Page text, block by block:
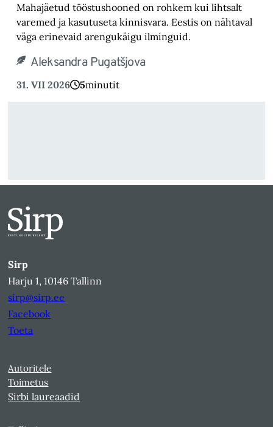
Mahajäetud tööstushooned on rohkem kui lihtsalt
varemed ja kasutuseta kinnisvara. Eestis on nähtaval
väga erinevaid arengukäigu ilminguid.
Aleksandra Pugatšjova
31. VII 2026 5minutit
Sirp
Harju 1, 10146 Tallinn
sirp@sirp.ee
Facebook
Toeta
Autoritele
Toimetus
Sirbi laureaadid